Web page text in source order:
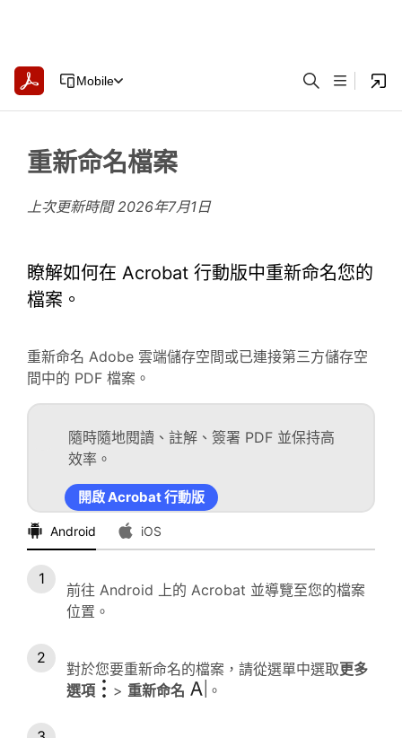
Mobile
重新命名檔案
上次更新時間2026年7月1日
瞭解如何在 Acrobat 行動版中重新命名您的
檔案。
重新命名 Adobe 雲端儲存空間或已連接第三方儲存空
間中的 PDF 檔案。
隨時隨地閱讀、註解、簽署 PDF 並保持高
效率。
開啟 Acrobat 行動版
Android iOS
前往 Android 上的 Acrobat 並導覽至您的檔案
位置。
對於您要重新命名的檔案，請從選單中選取更多
選項
> 重新命名 。